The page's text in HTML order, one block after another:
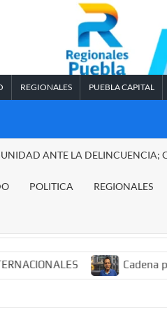
REGIONALES PUEBLA CAPITAL
ANTE LA DELINCUENCIA;
POLITICA REGIONALES
Cadena perpetua